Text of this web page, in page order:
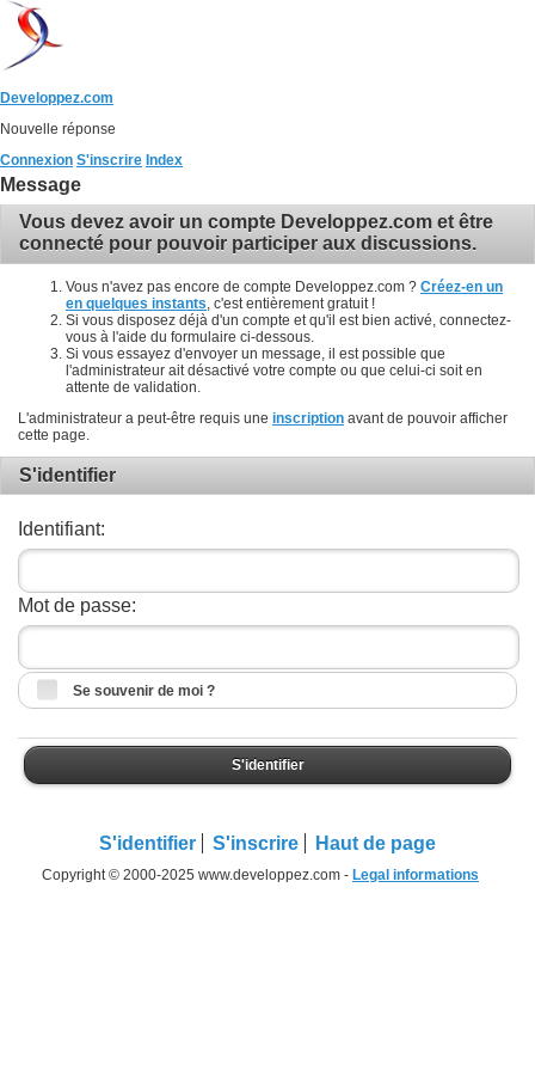
Developpez.com
Nouvelle réponse
Connexion S'inscrire Index
Message
Vous devez avoir un compte Developpez.com et être
connecté pour pouvoir participer aux discussions.
Vous n'avez pas encore de compte Developpez.com ? Créez-en un
en quelques instants , c'est entièrement gratuit !
Si vous disposez déjà d'un compte et qu'il est bien activé, connectez-
vous à l'aide du formulaire ci-dessous.
Si vous essayez d'envoyer un message, il est possible que
l'administrateur ait désactivé votre compte ou que celui-ci soit en
attente de validation.
L'administrateur a peut-être requis une inscription avant de pouvoir afficher
cette page.
S'identifier
Identifiant:
Mot de passe:
Se souvenir de moi ?
S'identifier
S'identifier S'inscrire Haut de page
Copyright © 2000-2025 www.developpez.com - Legal informations